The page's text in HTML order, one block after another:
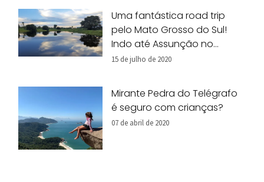
Uma fantástica road trip
pelo Mato Grosso do Sul!
Indo até Assunção no
Paraguai.
15 de julho de 2020
Mirante Pedra do Telégrafo
é seguro com crianças?
07 de abril de 2020